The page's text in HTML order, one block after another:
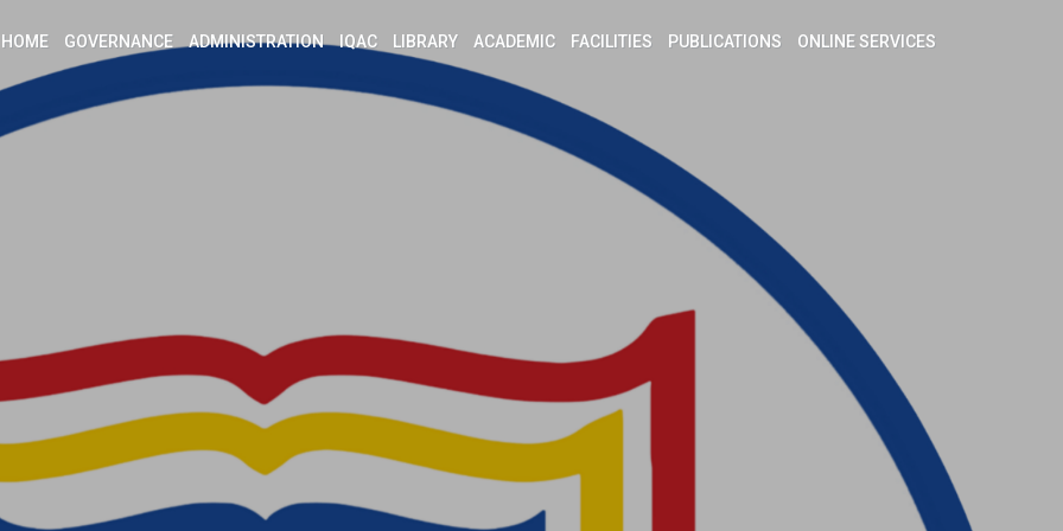
HOME GOVERNANCE ADMINISTRATION IQAC LIBRARY ACADEMIC FACILITIES PUBLICATIONS ONLINE SERVICES